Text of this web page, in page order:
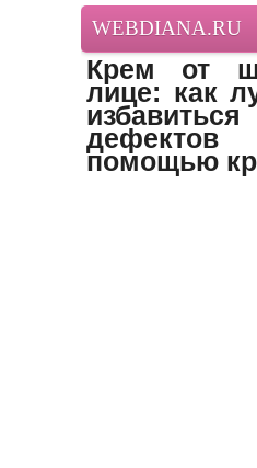
WEBDIANA.RU
Крем от
лице: как
помощью